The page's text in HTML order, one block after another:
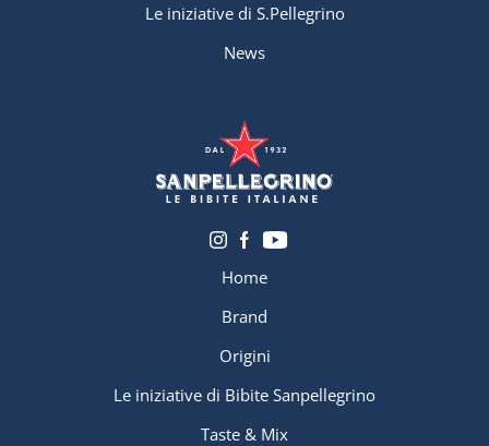
Le iniziative di S.Pellegrino
News
Home
Brand
Origini
Le iniziative di Bibite Sanpellegrino
Taste & Mix